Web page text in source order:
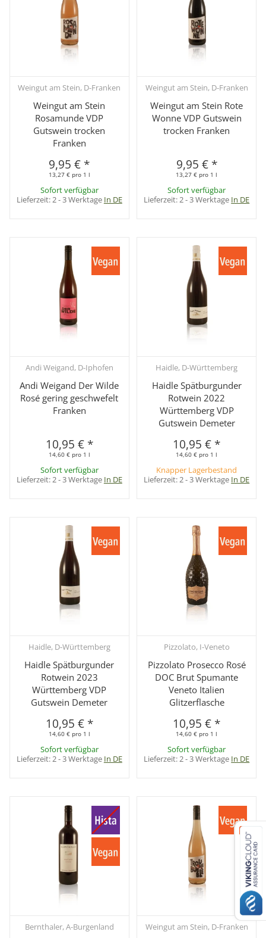
Weingut am Stein, D-Franken
Weingut am Stein
Rosamunde VDP
Gutswein trocken
Franken
9,95 € *
13,27 € pro 1 l
Sofort verfügbar
Lieferzeit:2 - 3 Werktage In DE
Weingut am Stein, D-Franken
Weingut am Stein Rote
Wonne VDP Gutswein
trocken Franken
9,95 € *
13,27 € pro 1 l
Sofort verfügbar
Lieferzeit:2 - 3 Werktage In DE
Andi Weigand, D-Iphofen
Andi Weigand Der Wilde
Rosé gering geschwefelt
Franken
10,95 € *
14,60 € pro 1 l
Sofort verfügbar
Lieferzeit:2 - 3 Werktage In DE
Haidle, D-Württemberg
Haidle Spätburgunder
Rotwein 2022
Württemberg VDP
Gutswein Demeter
10,95 € *
14,60 € pro 1 l
Knapper Lagerbestand
Lieferzeit:2 - 3 Werktage In DE
Haidle, D-Württemberg
Haidle Spätburgunder
Rotwein 2023
Württemberg VDP
Gutswein Demeter
10,95 € *
14,60 € pro 1 l
Sofort verfügbar
Lieferzeit:2 - 3 Werktage In DE
Pizzolato, I-Veneto
Pizzolato Prosecco Rosé
DOC Brut Spumante
Veneto Italien
Glitzerflasche
10,95 € *
14,60 € pro 1 l
Sofort verfügbar
Lieferzeit:2 - 3 Werktage In DE
Bernthaler, A-Burgenland Weingut am Stein, D-Franken